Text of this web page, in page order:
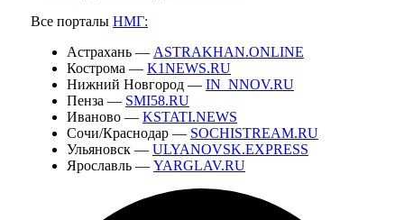
Все порталы НМГ:
Астрахань — ASTRAKHAN.ONLINE
Кострома — K1NEWS.RU
Нижний Новгород — IN_NNOV.RU
Пенза — SMI58.RU
Иваново — KSTATI.NEWS
Сочи/Краснодар — SOCHISTREAM.RU
Ульяновск — ULYANOVSK.EXPRESS
Ярославль — YARGLAV.RU